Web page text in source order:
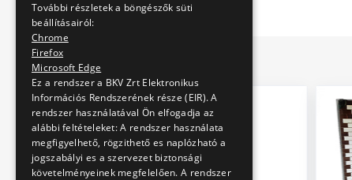
További részletek a böngészők süti
beállításairól:
Chrome
Firefox
Microsoft Edge
Ez a rendszer a BKV Zrt Elektronikus
Információs Rendszerének része (EIR). A
rendszer használatával Ön elfogadja az
alábbi feltételeket: A rendszer használata
megfigyelhető, rögzithető es naplózható a
jogszabályi es a szervezet biztonsági
követelményeinek megfelelően. A rendszer